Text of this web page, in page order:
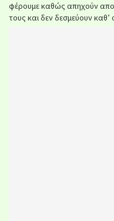
φέρουμε καθώς απηχούν
τους και δεν δεσμεύουν